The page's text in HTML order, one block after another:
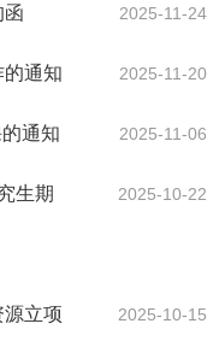
函 2025-11-24
通知 2025-11-20
通知 2025-11-06
生期 2025-10-22
立项 2025-10-15